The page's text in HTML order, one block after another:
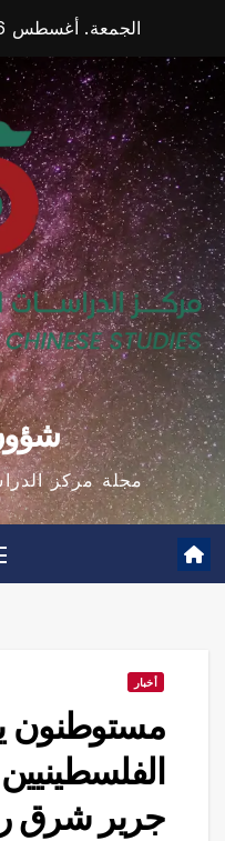
content
الجمعة. أغسطس 7th, 2026
مجلة مركز
أخبار
مستوطنون
جرير شرق